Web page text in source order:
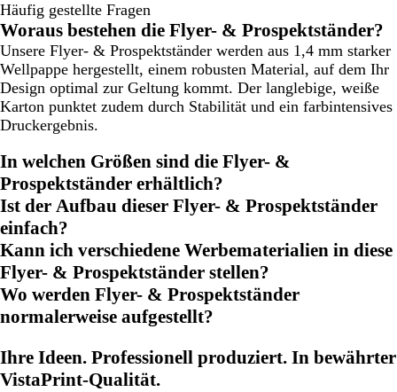
Häufig gestellte Fragen
Woraus bestehen die Flyer- & Prospektständer?
Unsere Flyer- & Prospektständer werden aus 1,4 mm starker
Wellpappe hergestellt, einem robusten Material, auf dem Ihr
Design optimal zur Geltung kommt. Der langlebige, weiße
Karton punktet zudem durch Stabilität und ein farbintensives
Druckergebnis.
In welchen Größen sind die Flyer- &
Prospektständer erhältlich?
Ist der Aufbau dieser Flyer- & Prospektständer
einfach?
Kann ich verschiedene Werbematerialien in diese
Flyer- & Prospektständer stellen?
Wo werden Flyer- & Prospektständer
normalerweise aufgestellt?
Ihre Ideen. Professionell produziert. In bewährter
VistaPrint-Qualität.